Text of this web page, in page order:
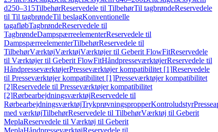
d250–315TilbehørReservedele til TilbehørTil tagbrøndeReservedele
til Til tagbrøndeTil beslagKonventionelle
tagafløbTagbrøndeReservedele til
TagbrøndeDampspærreelementerReservedele til
DampspærreelementerTilbehørReservedele til
TilbehørVærktøjVærktøjVærktøjer til Geberit FlowFitReservedele
til Værktøjer til Geberit FlowFitHåndpresseværktøjerReservedele til
HåndpresseværktøjerPresseværktøjer kompatibilitet [1]Reservedele
til Presseværktøjer kompatibilitet [1]Presseværktøjer kompatibilitet
[2]Reservedele til Presseværktøjer kompatibilitet
[2]RørbearbejdningsværktøjReservedele til
RørbearbejdningsværktøjTrykprøvningspropperKontroludstyr
med værktøjTilbehørReservedele til TilbehørVærktøj til Geberit
MeplaReservedele til Værktøj til Geberit
MeplaHåndpresseværktøjReservedele til